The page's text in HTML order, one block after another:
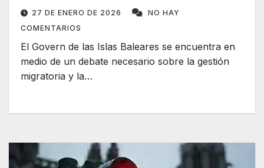
27 DE ENERO DE 2026
NO HAY
COMENTARIOS
El Govern de las Islas Baleares se encuentra en
medio de un debate necesario sobre la gestión
migratoria y la…